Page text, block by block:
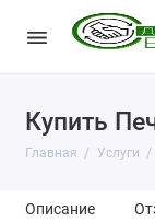
Купить
Главная Услуги
Описание